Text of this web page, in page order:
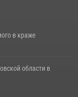
в краже
области в